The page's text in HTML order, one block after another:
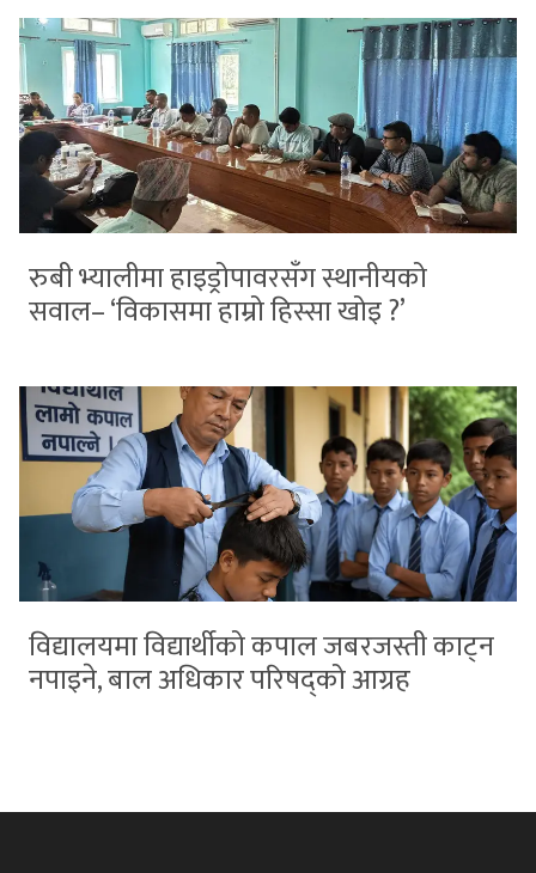
रुबी भ्यालीमा हाइड्रोपावरसँग स्थानीयको
सवाल– ‘विकासमा हाम्रो हिस्सा खोइ ?’
विद्यालयमा विद्यार्थीको कपाल जबरजस्ती काट्न
नपाइने, बाल अधिकार परिषद्को आग्रह